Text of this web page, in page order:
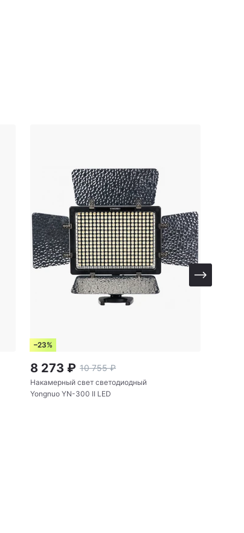
–23%
8 273 ₽ 10 755 ₽
Накамерный свет светодиодный
Yongnuo YN-300 II LED